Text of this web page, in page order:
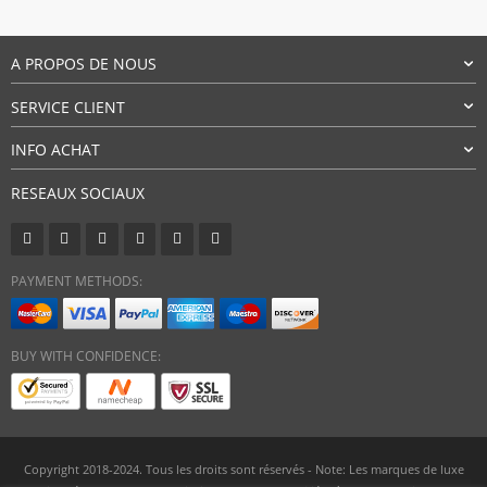
A PROPOS DE NOUS
SERVICE CLIENT
INFO ACHAT
RESEAUX SOCIAUX
PAYMENT METHODS:
BUY WITH CONFIDENCE:
Copyright 2018-2024. Tous les droits sont réservés - Note: Les marques de luxe